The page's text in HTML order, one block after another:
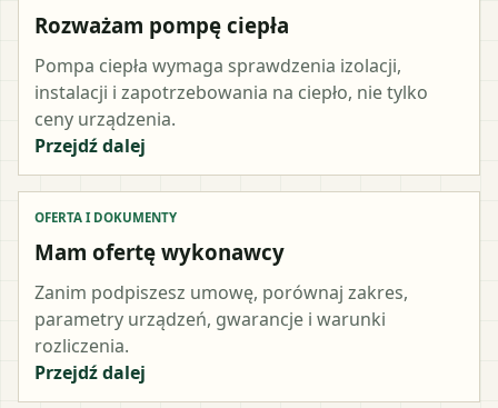
Rozważam pompę ciepła
Pompa ciepła wymaga sprawdzenia izolacji,
instalacji i zapotrzebowania na ciepło, nie tylko
ceny urządzenia.
Przejdź dalej
OFERTA I DOKUMENTY
Mam ofertę wykonawcy
Zanim podpiszesz umowę, porównaj zakres,
parametry urządzeń, gwarancje i warunki
rozliczenia.
Przejdź dalej